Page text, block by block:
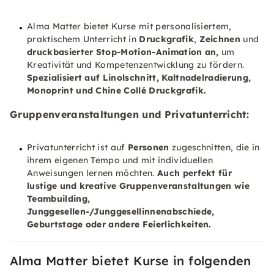
Alma Matter bietet Kurse mit personalisiertem,
praktischem Unterricht in Druckgrafik, Zeichnen und
druckbasierter Stop-Motion-Animation an, um
Kreativität und Kompetenzentwicklung zu fördern.
Spezialisiert auf Linolschnitt, Kaltnadelradierung,
Monoprintund Chine Collé Druckgrafik.
Gruppenveranstaltungen und Privatunterricht:
Privatunterricht ist auf Personen zugeschnitten, die in
ihrem eigenen Tempo und mit individuellen
Anweisungen lernen möchten. Auch perfekt für
lustige und kreative Gruppenveranstaltungen wie
Teambuilding,
Junggesellen-/Junggesellinnenabschiede,
Geburtstage oder andere Feierlichkeiten.
Alma Matter bietet Kurse in folgenden